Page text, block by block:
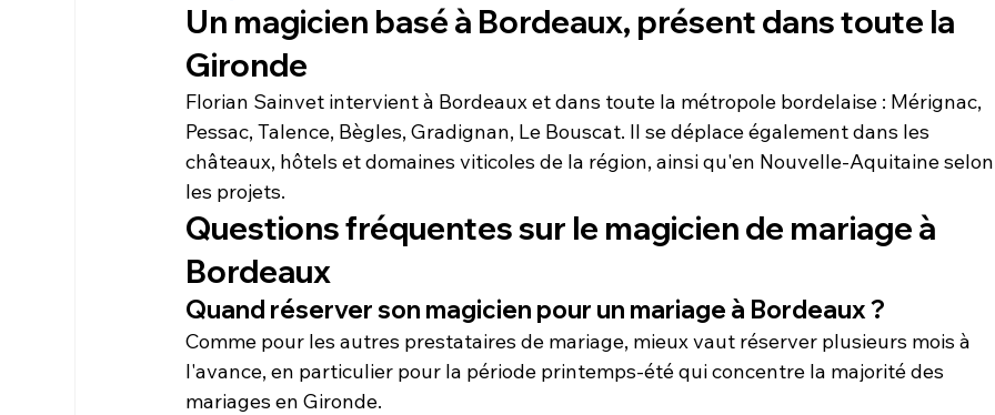
Un magicien basé à Bordeaux, présent dans toute la
Gironde
Florian Sainvet intervient à Bordeaux et dans toute la métropole bordelaise : Mérignac,
Pessac, Talence, Bègles, Gradignan, Le Bouscat. Il se déplace également dans les
châteaux, hôtels et domaines viticoles de la région, ainsi qu'en Nouvelle-Aquitaine
les projets.
Questions fréquentes sur le magicien de mariage à
Bordeaux
Quand réserver son magicien pour un mariage à Bordeaux ?
Comme pour les autres prestataires de mariage, mieux vaut réserver plusieurs mois à
l'avance, en particulier pour la période printemps-été qui concentre la majorité des
mariages en Gironde.